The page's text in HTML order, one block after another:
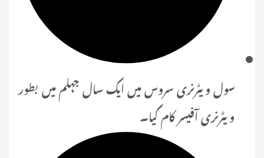
سول ویٹرنری سروس میں ایک سال جہلم میں بطور
ویٹرنری آفیسر کام کیا۔